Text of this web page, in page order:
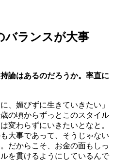
バランスが大事
論はあるのだろうか。率直に
、媚びずに生きていきたい」
の頃からずっとこのスタイル
変わらずにいきたいとなと。
大事であって、そうじゃない
だからこそ、お金の面もしっ
を貫けるようにしているんで